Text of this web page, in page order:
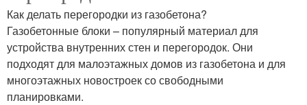
Как делать перегородки из газобетона?
Газобетонные блоки – популярный материал для
устройства внутренних стен и перегородок. Они
подходят для малоэтажных домов из газобетона и для
многоэтажных новостроек со свободными
планировками.